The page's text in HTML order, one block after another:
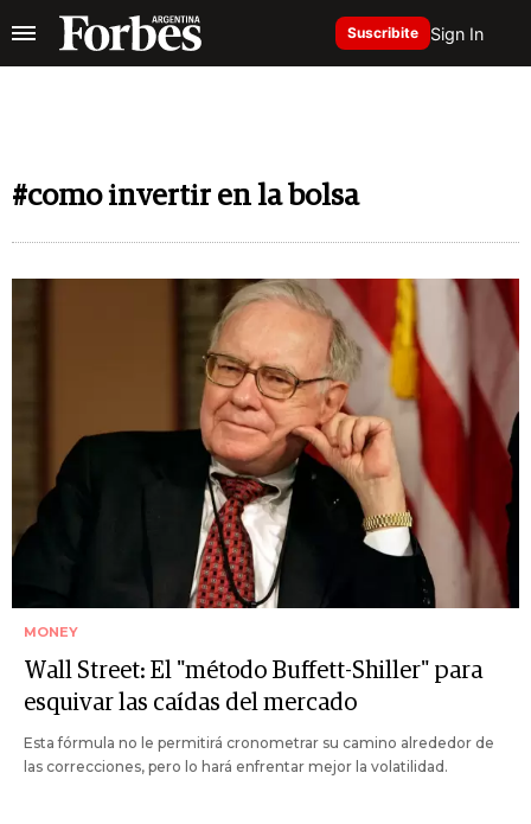
Suscribite Sign In
#como invertir en la bolsa
MONEY
Wall Street: El "método Buffett-Shiller" para
esquivar las caídas del mercado
Esta fórmula no le permitirá cronometrar su camino alrededor de
las correcciones, pero lo hará enfrentar mejor la volatilidad.